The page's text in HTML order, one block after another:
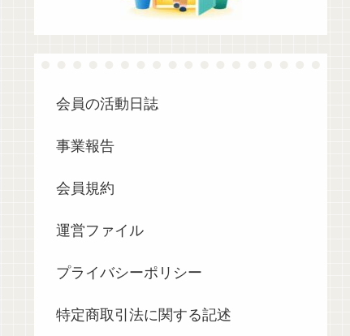
会員の活動日誌
事業報告
会員規約
運営ファイル
プライバシーポリシー
特定商取引法に関する記述